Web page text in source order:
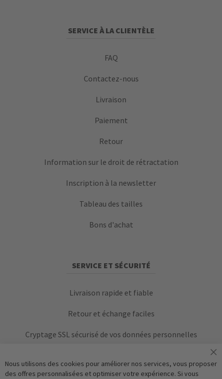
SERVICE À LA CLIENTÈLE
FAQ
Contactez-nous
Livraison
Paiement
Retour
Information sur le droit de rétractation
Inscription à la newsletter
Tableau des tailles
Bons d'achat
SERVICE ET SÉCURITÉ
Livraison rapide et fiable
Retour et échange faciles
Cryptage SSL sécurisé de vos données personnelles
Nous utilisons des cookies pour améliorer nos services, vous proposer
des offres personnalisées et optimiser votre expérience. Si vous